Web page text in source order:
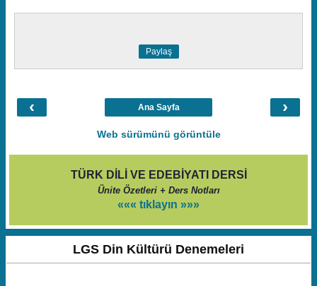
Paylaş
‹ ›
Ana Sayfa
Web sürümünü görüntüle
TÜRK DİLİ VE EDEBİYATI DERSİ
Ünite Özetleri + Ders Notları
««« tıklayın »»»
LGS Din Kültürü Denemeleri